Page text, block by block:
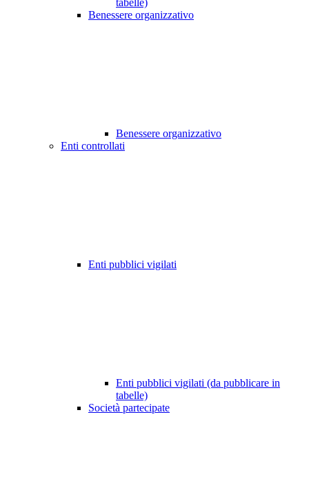
tabelle)
Benessere organizzativo
Benessere organizzativo
Enti controllati
Enti pubblici vigilati
Enti pubblici vigilati (da pubblicare in
tabelle)
Società partecipate